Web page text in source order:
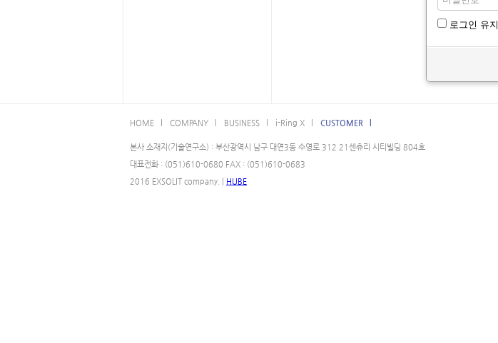
로그인 유지
HOME l COMPANY l BUSINESS l i-Ring X l CUSTOMER l
본사 소재지(기술연구소) : 부산광역시 남구 대연3동 수영로 312 21센츄리 시티빌딩 804호
대표전화 : (051)610-0680 FAX : (051)610-0683
2016 EXSOLIT company. | HUBE